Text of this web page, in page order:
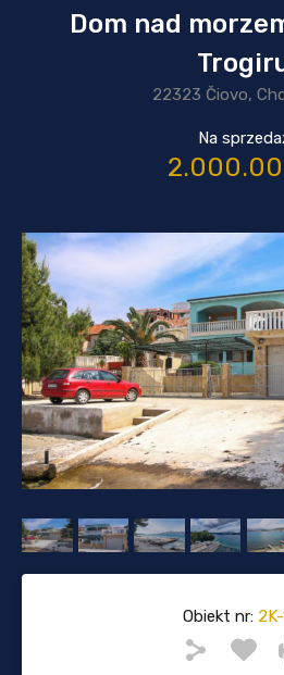
Dom nad
22323 Čiovo,
Na
Obiekt nr:2K-